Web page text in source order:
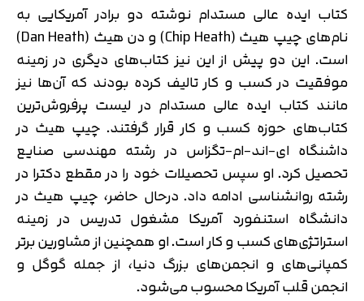
کتاب ایده عالی مستدام نوشته دو برادر آمریکایی به
نام‌های چیپ هیث (Chip Heath) و دن هیث (Dan Heath)
است. این دو پیش از این نیز کتاب‌های دیگری در زمینه
موفقیت در کسب و کار تالیف کرده بودند که آن‌ها نیز
مانند کتاب ایده عالی مستدام در لیست پرفروش‌ترین
کتاب‌های حوزه کسب و کار قرار گرفتند. چیپ هیث در
داشنگاه ای-اند-ام-تگزاس در رشته مهندسی صنایع
تحصیل کرد. او سپس تحصیلات خود را در مقطع دکترا در
رشته روانشناسی ادامه داد. درحال حاضر، چیپ هیث در
دانشگاه استنفورد آمریکا مشغول تدریس در زمینه
استراتژی‌های کسب و کار است. او همچنین از مشاورین برتر
کمپانی‌های و انجمن‌های بزرگ دنیا، از جمله گوگل و
انجمن قلب آمریکا محسوب می‌شود.